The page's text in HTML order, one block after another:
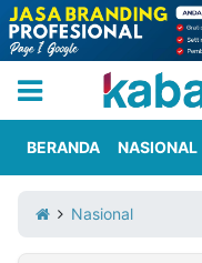
Iklan
Berita
Kami
BERANDA NASIONAL
Nasional